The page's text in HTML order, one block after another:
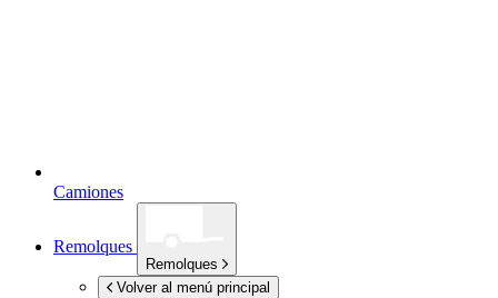
Camiones
Remolques
Remolques
Volver al menú principal